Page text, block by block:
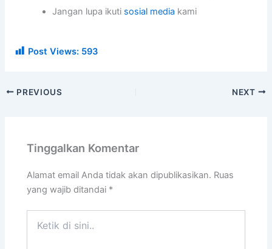
Jangan lupa ikuti sosial media kami
Post Views: 593
PREVIOUS NEXT
Tinggalkan Komentar
Alamat email Anda tidak akan dipublikasikan. Ruas
yang wajib ditandai *